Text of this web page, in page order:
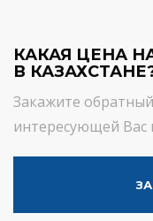
КАКАЯ ЦЕНА
В
Закажите
интересующей Вас